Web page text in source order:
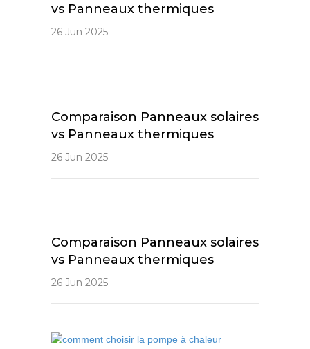
vs Panneaux thermiques
26 Jun 2025
Comparaison Panneaux solaires
vs Panneaux thermiques
26 Jun 2025
Comparaison Panneaux solaires
vs Panneaux thermiques
26 Jun 2025